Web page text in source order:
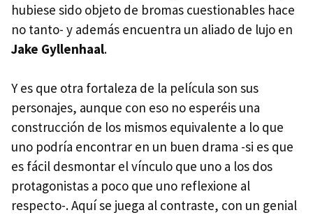
hubiese sido objeto de bromas cuestionables hace
no tanto- y además encuentra un aliado de lujo en
Jake Gyllenhaal.
Y es que otra fortaleza de la película son sus
personajes, aunque con eso no esperéis una
construcción de los mismos equivalente a lo que
uno podría encontrar en un buen drama -si es que
es fácil desmontar el vínculo que uno a los dos
protagonistas a poco que uno reflexione al
respecto-. Aquí se juega al contraste, con un genial